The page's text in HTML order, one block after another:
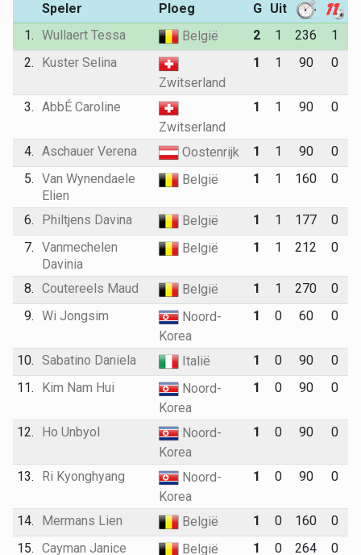
Speler Ploeg G Uit
1. Wullaert Tessa België 2 1 236
1
2.
Kuster Selina
Zwitserland
1 1 90 0
3. AbbÉ Caroline
Zwitserland
1 1 90 0
4. Aschauer Verena Oostenrijk 1 1 90
0
5. Van Wynendaele
Elien
België 1 1 160 0
6. Philtjens Davina België 1 1 177
0
7. Vanmechelen
Davinia
België 1 1 212 0
8. Coutereels Maud België 1 1 270
0
9. Wi Jongsim
Noord-
Korea
1 0 60 0
10. Sabatino Daniela Italië 1 0 90
0
11.
Kim Nam Hui
Noord-
Korea
1 0 90 0
12. Ho Unbyol
Noord-
Korea
1 0 90 0
13. Ri Kyonghyang
Noord-
Korea
1 0 90 0
14. Mermans Lien België 1 0 160
0
15. Cayman Janice België 1 0 264 0